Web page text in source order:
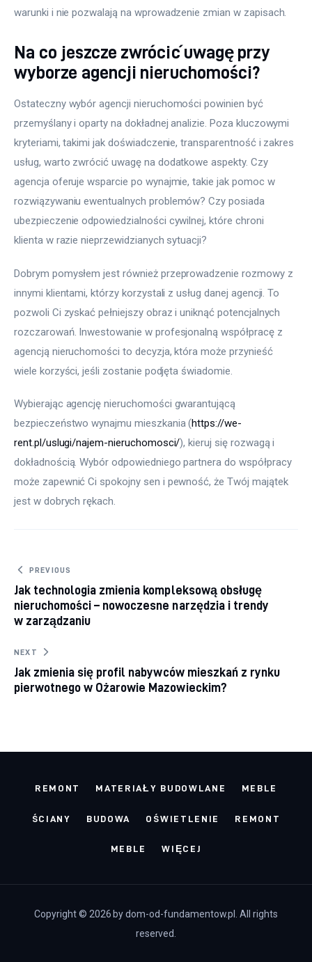
warunki i nie pozwalają na wprowadzenie zmian w zapisach.
Na co jeszcze zwrócić uwagę przy
wyborze agencji nieruchomości?
Ostateczny wybór agencji nieruchomości powinien być
przemyślany i oparty na dokładnej analizie. Poza kluczowymi
kryteriami, takimi jak doświadczenie, transparentność i zakres
usług, warto zwrócić uwagę na dodatkowe aspekty. Czy
agencja oferuje wsparcie po wynajmie, takie jak pomoc w
rozwiązywaniu ewentualnych problemów? Czy posiada
ubezpieczenie odpowiedzialności cywilnej, które chroni
klienta w razie nieprzewidzianych sytuacji?
Dobrym pomysłem jest również przeprowadzenie rozmowy z
innymi klientami, którzy korzystali z usług danej agencji. To
pozwoli Ci zyskać pełniejszy obraz i uniknąć potencjalnych
rozczarowań. Inwestowanie w profesjonalną współpracę z
agencją nieruchomości to decyzja, która może przynieść
wiele korzyści, jeśli zostanie podjęta świadomie.
Wybierając agencję nieruchomości gwarantującą
bezpieczeństwo wynajmu mieszkania (https://we-
rent.pl/uslugi/najem-nieruchomosci/), kieruj się rozwagą i
dokładnością. Wybór odpowiedniego partnera do współpracy
może zapewnić Ci spokojny sen i pewność, że Twój majątek
jest w dobrych rękach.
Nawigacja
wpisu
PREVIOUS
Jak technologia zmienia kompleksową obsługę
nieruchomości – nowoczesne narzędzia i trendy
w zarządzaniu
NEXT
Jak zmienia się profil nabywców mieszkań z rynku
pierwotnego w Ożarowie Mazowieckim?
REMONT MATERIAŁY BUDOWLANE MEBLE
ŚCIANY BUDOWA OŚWIETLENIE REMONT
MEBLE WIĘCEJ
Copyright © 2026 by dom-od-fundamentow.pl. All rights
reserved.